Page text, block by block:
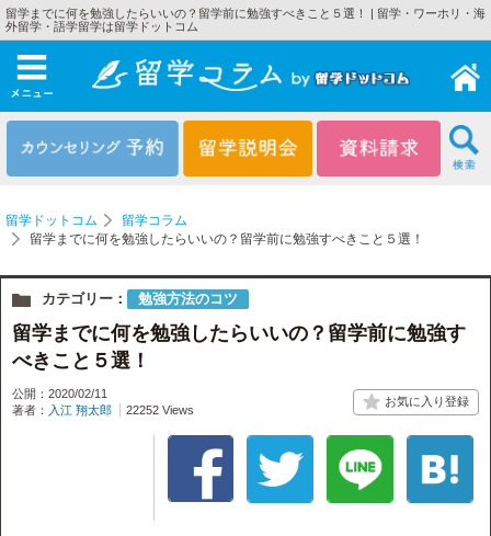
留学までに何を勉強したらいいの？留学前に勉強すべきこと５選！ | 留学・ワーホリ・海
外留学・語学留学は留学ドットコム
メニュー
留学ドットコム
留学コラム
留学までに何を勉強したらいいの？留学前に勉強すべきこと５選！
カテゴリー： 勉強方法のコツ
留学までに何を勉強したらいいの？留学前に勉強す
べきこと５選！
公開：2020/02/11
著者： 入江 翔太郎 22252 Views